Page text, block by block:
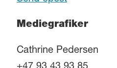
Mediegrafiker
Cathrine Pedersen